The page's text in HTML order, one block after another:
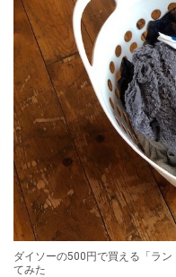
ダイソーの500円で買える「ラ
てみた